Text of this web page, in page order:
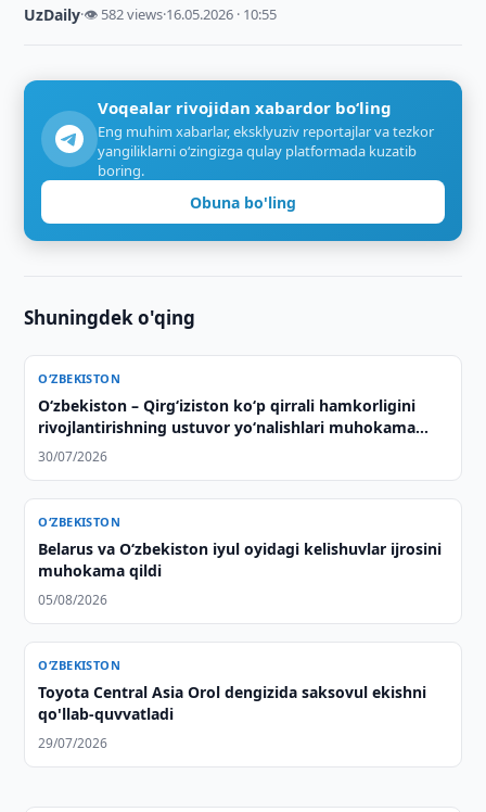
UzDaily·👁 582 views·16.05.2026 · 10:55
Voqealar rivojidan xabardor bo‘ling
Eng muhim xabarlar, eksklyuziv reportajlar va tezkor
yangiliklarni o‘zingizga qulay platformada kuzatib
boring.
Obuna bo'ling
Shuningdek o'qing
O‘ZBEKISTON
Oʻzbekiston – Qirgʻiziston koʻp qirrali hamkorligini
rivojlantirishning ustuvor yoʻnalishlari muhokama
qilindi
30/07/2026
O‘ZBEKISTON
Belarus va O‘zbekiston iyul oyidagi kelishuvlar ijrosini
muhokama qildi
05/08/2026
O‘ZBEKISTON
Toyota Central Asia Orol dengizida saksovul ekishni
qo'llab-quvvatladi
29/07/2026